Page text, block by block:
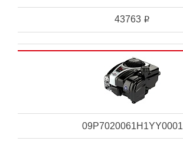
43763 i
09P7020061H1YY0001